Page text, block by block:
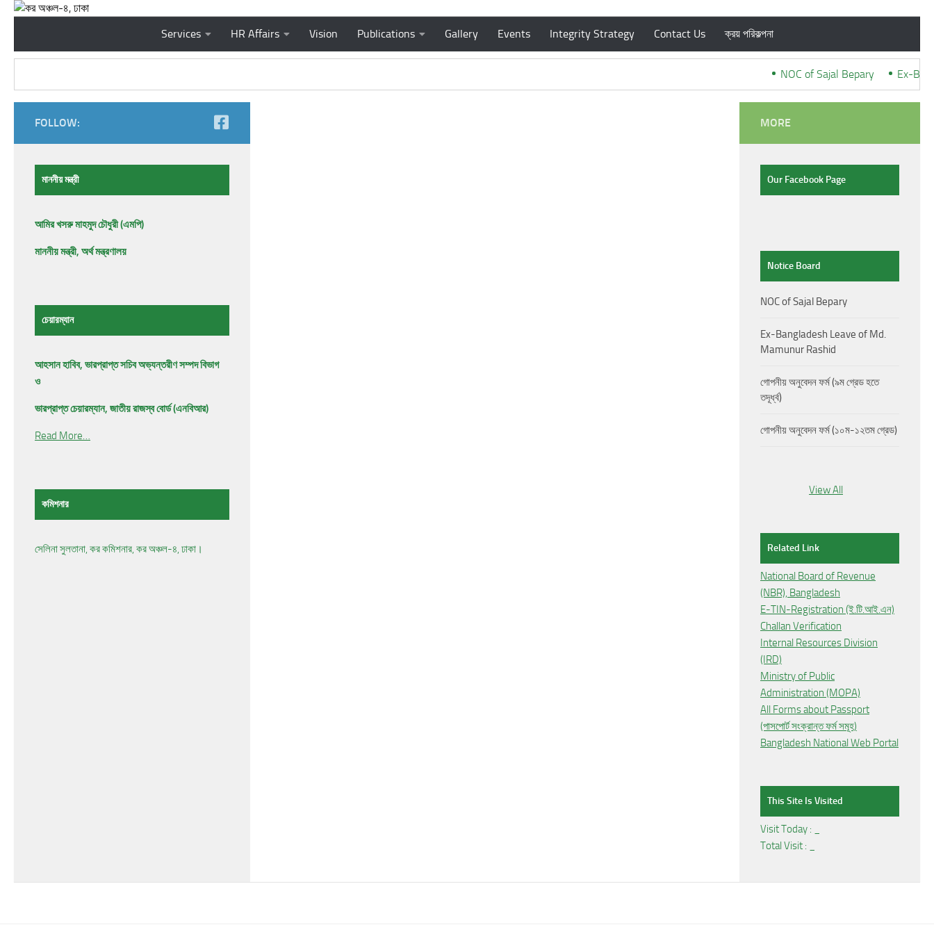
Skip to content
Services
HR Affairs Vision Publications Gallery Events Integrity Strategy Contact Us ক্রয় পরিকল্পনা
NOC of Sajal Bepary*** Ex-
FOLLOW:
মাননীয় মন্ত্রী
আমির খসরু মাহমুদ চৌধুরী (এমপি)
মাননীয় মন্ত্রী, অর্থ মন্ত্রণালয়
চেয়ারম্যান
আহসান হাবিব, ভারপ্রাপ্ত সচিব অভ্যন্তরীণ সম্পদ বিভাগ
ও
ভারপ্রাপ্ত চেয়ারম্যান, জাতীয় রাজস্ব বোর্ড (এনবিআর)
Read More…
কমিশনার
সেলিনা সুলতানা, কর কমিশনার, কর অঞ্চল-৪, ঢাকা।
MORE
Our Facebook Page
Notice Board
NOC of Sajal Bepary
Ex-Bangladesh Leave of Md.
Mamunur Rashid
গোপনীয় অনুবেদন ফর্ম (৯ম গ্রেড হতে
তদূর্ধ্ব)
গোপনীয় অনুবেদন ফর্ম (১০ম-১২তম গ্রেড)
View All
Related Link
National Board of Revenue
(NBR), Bangladesh
E-TIN-Registration (ই.টি.আই.এন)
Challan Verification
Internal Resources Division
(IRD)
Ministry of Public
Administration (MOPA)
All Forms about Passport
(পাসপোর্ট সংক্রান্ত ফর্ম সমূহ)
Bangladesh National Web Portal
This Site Is Visited
Visit Today :
Total Visit :